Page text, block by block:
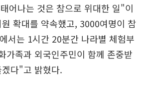
어나는 것은 참으로 위대한 일"이
확대를 약속했고, 3000여명이 참
서는 1시간 20분간 나라별 체험부
가족과 외국인주민이 함께 존중받
다"고 밝혔다.